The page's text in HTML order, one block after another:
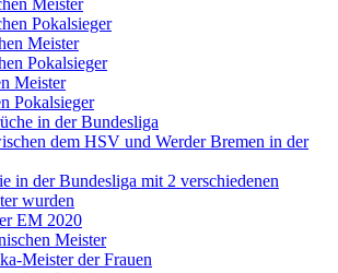
Meister
Pokalsieger
Meister
Pokalsieger
Meister
Pokalsieger
in der Bundesliga
dem HSV und Werder Bremen in der
in der Bundesliga mit 2 verschiedenen
wurden
EM 2020
Meister
Meister der Frauen